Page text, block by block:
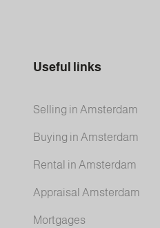
Useful links
Selling in Amsterdam
Buying in Amsterdam
Rental in Amsterdam
Appraisal Amsterdam
Mortgages